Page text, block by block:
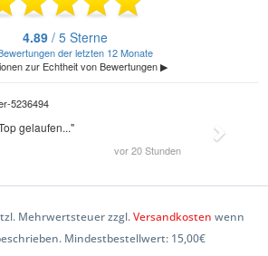
Mehrwertsteuer zzgl.Versandkosten wenn
Mindestbestellwert: 15,00€